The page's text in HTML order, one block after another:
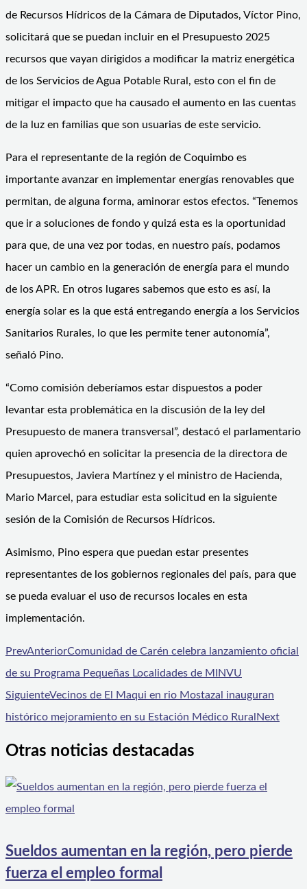
de Recursos Hídricos de la Cámara de Diputados, Víctor Pino,
solicitará que se puedan incluir en el Presupuesto 2025
recursos que vayan dirigidos a modificar la matriz energética
de los Servicios de Agua Potable Rural, esto con el fin de
mitigar el impacto que ha causado el aumento en las cuentas
de la luz en familias que son usuarias de este servicio.
Para el representante de la región de Coquimbo es
importante avanzar en implementar energías renovables que
permitan, de alguna forma, aminorar estos efectos. “Tenemos
que ir a soluciones de fondo y quizá esta es la oportunidad
para que, de una vez por todas, en nuestro país, podamos
hacer un cambio en la generación de energía para el mundo
de los APR. En otros lugares sabemos que esto es así, la
energía solar es la que está entregando energía a los Servicios
Sanitarios Rurales, lo que les permite tener autonomía”,
señaló Pino.
“Como comisión deberíamos estar dispuestos a poder
levantar esta problemática en la discusión de la ley del
Presupuesto de manera transversal”, destacó el parlamentario
quien aprovechó en solicitar la presencia de la directora de
Presupuestos, Javiera Martínez y el ministro de Hacienda,
Mario Marcel, para estudiar esta solicitud en la siguiente
sesión de la Comisión de Recursos Hídricos.
Asimismo, Pino espera que puedan estar presentes
representantes de los gobiernos regionales del país, para que
se pueda evaluar el uso de recursos locales en esta
implementación.
PrevAnteriorComunidad de Carén celebra lanzamiento oficial
de su Programa Pequeñas Localidades de MINVU
SiguienteVecinos de El Maqui en rio Mostazal inauguran
histórico mejoramiento en su Estación Médico RuralNext
Otras noticias destacadas
Sueldos aumentan en la región, pero pierde
fuerza el empleo formal